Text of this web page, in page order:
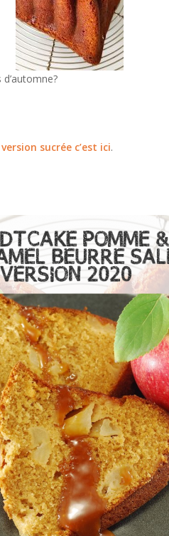
sucrée c’est ici.